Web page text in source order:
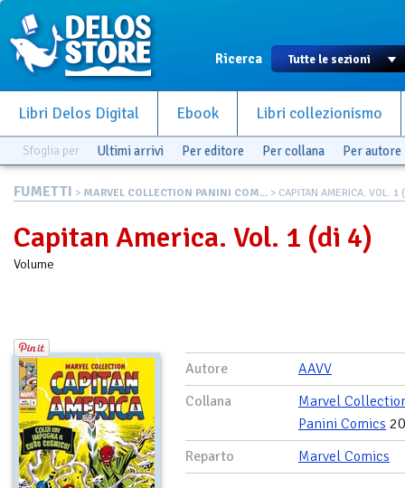
Ricerca
Libri Delos Digital Ebook Libri collezionismo
Sfoglia per Ultimi arrivi Per editore Per collana Per autore
FUMETTI > MARVEL COLLECTION PANINI COM... > CAPITAN AMERICA. VOL. 1
Capitan America. Vol. 1 (di 4)
Volume
Autore
AAVV
Collana
Marvel
Panini Comics
Reparto
Marvel Comics